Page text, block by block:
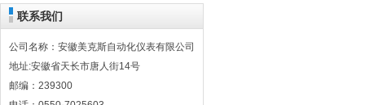
联系我们
公司名称：安徽美克斯自动化仪表有限公司
地址:安徽省天长市唐人街14号
邮编：239300